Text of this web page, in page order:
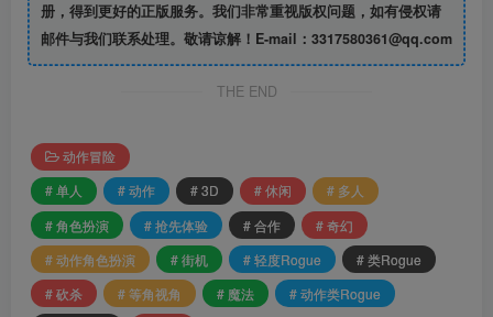
册，得到更好的正版服务。我们非常重视版权问题，如有侵权请
邮件与我们联系处理。敬请谅解！E-mail：3317580361@qq.com
THE END
动作冒险
# 单人
# 动作 # 3D # 休闲
# 多人
# 角色扮演
# 抢先体验 # 合作
# 奇幻
# 动作角色扮演
# 街机 # 轻度Rogue
# 类Rogue
# 砍杀
# 等角视角 # 魔法
# 动作类Rogue